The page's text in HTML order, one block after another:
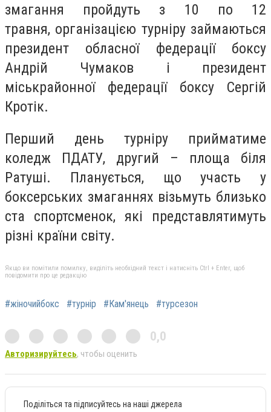
змагання пройдуть з 10 по 12
травня, організацією турніру займаються
президент обласної федерації боксу
Андрій Чумаков і президент
міськрайонної федерації боксу Сергій
Кротік.
Перший день турніру прийматиме
коледж ПДАТУ, другий – площа біля
Ратуші. Планується, що участь у
боксерських змаганнях візьмуть близько
ста спортсменок, які представлятимуть
різні країни світу.
Якщо ви помітили помилку, виділіть необхідний текст і натисніть Ctrl + Enter, щоб
повідомити про це редакцію
#жіночийбокс #турнір #Кам'янець #турсезон
0,0
Авторизируйтесь, чтобы оценить
Поділіться та підписуйтесь на наші джерела